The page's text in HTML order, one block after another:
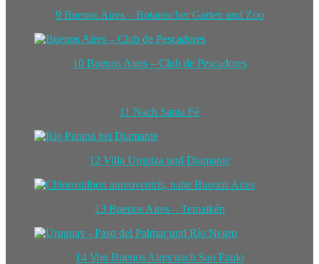
9 Buenos Aires – Botanischer Garten und Zoo
10 Buenos Aires – Club de Pescadores
11 Nach Santa Fé
12 Villa Urquiza und Diamante
13 Buenos Aires – Temaikén
14 Von Buenos Aires nach Sao Paulo